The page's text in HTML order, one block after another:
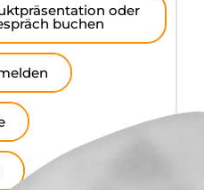
oder
buchen